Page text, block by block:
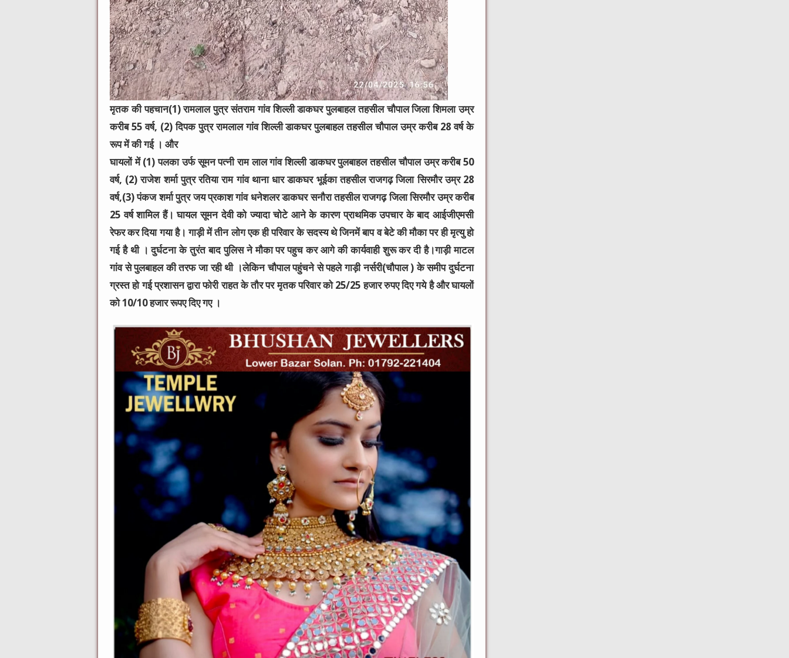
मृतक की पहचान(1) रामलाल पुत्र संतराम गांव शिल्ली डाकघर पुलबाहल तहसील चौपाल जिला शिमला उम्र
करीब 55 वर्ष, (2) दिपक पुत्र रामलाल गांव शिल्ली डाकघर पुलबाहल तहसील चौपाल उम्र करीब 28 वर्ष के
रूप में की गई । और
घायलों में (1) पलका उर्फ सूमन पत्नी राम लाल गांव शिल्ली डाकघर पुलबाहल तहसील चौपाल उम्र करीब 50
वर्ष, (2) राजेश शर्मा पुत्र रतिया राम गांव थाना धार डाकघर भूईका तहसील राजगढ़ जिला सिरमौर उम्र 28
वर्ष,(3) पंकज शर्मा पुत्र जय प्रकाश गांव धनेशलर डाकघर सनौरा तहसील राजगढ़ जिला सिरमौर उम्र करीब
25 वर्ष शामिल हैं। घायल सूमन देवी को ज्यादा चोटे आने के कारण प्राथमिक उपचार के बाद आईजीएमसी
रेफर कर दिया गया है। गाड़ी में तीन लोग एक ही परिवार के सदस्य थे जिनमें बाप व बेटे की मौका पर ही मृत्यु हो
गई है थी । दुर्घटना के तुरंत बाद पुलिस ने मौका पर पहुच कर आगे की कार्यवाही शुरू कर दी है।गाड़ी माटल
गांव से पुलबाहल की तरफ जा रही थी ।लेकिन चौपाल पहुंचने से पहले गाड़ी नर्सरी(चौपाल ) के समीप दुर्घटना
ग्रस्त हो गई प्रशासन द्वारा फोरी राहत के तौर पर मृतक परिवार को 25/25 हजार रुपए दिए गये है और घायलों
को 10/10 हजार रूपए दिए गए ।